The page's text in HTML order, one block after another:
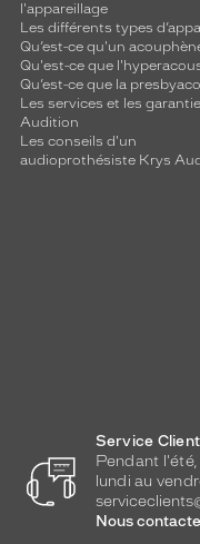
l'appareillage
Les différents types
Qu’est-ce qu'un
Qu'est-ce que
Qu’est-ce que la
Les services et les
Audition
Les conseils d'un
audioprothésiste Krys
Service
Pendant
lundi au
Nous